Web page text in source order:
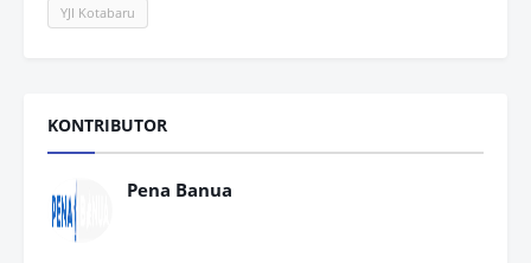
YJI Kotabaru
KONTRIBUTOR
Pena Banua